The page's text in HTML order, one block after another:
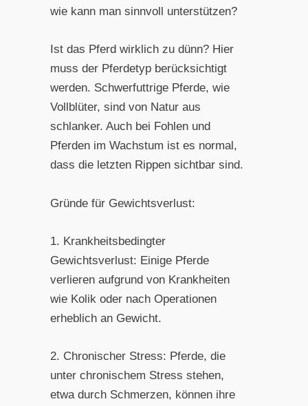
wie kann man sinnvoll unterstützen?
Ist das Pferd wirklich zu dünn? Hier
muss der Pferdetyp berücksichtigt
werden. Schwerfuttrige Pferde, wie
Vollblüter, sind von Natur aus
schlanker. Auch bei Fohlen und
Pferden im Wachstum ist es normal,
dass die letzten Rippen sichtbar sind.
Gründe für Gewichtsverlust:
1. Krankheitsbedingter
Gewichtsverlust: Einige Pferde
verlieren aufgrund von Krankheiten
wie Kolik oder nach Operationen
erheblich an Gewicht.
2. Chronischer Stress: Pferde, die
unter chronischem Stress stehen,
etwa durch Schmerzen, können ihre